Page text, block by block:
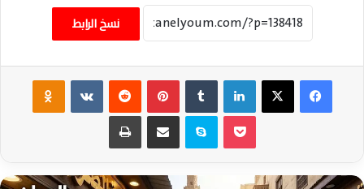
نسخ الرابط
فيسبوك ‫X لينكدإن بينتيريست ‏VKontakte
سكايب مشاركة عبر البريد طباعة